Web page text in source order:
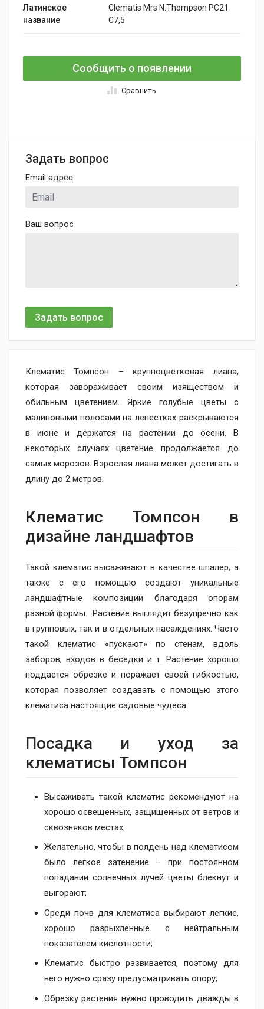
Латинское
название
Clematis Mrs N.Thompson PC21
C7,5
Сообщить о появлении
Сравнить
Задать вопрос
Email адрес
Ваш вопрос
Задать вопрос
Клематис Томпсон – крупноцветковая лиана,
которая завораживает своим изяществом и
обильным цветением. Яркие голубые цветы с
малиновыми полосами на лепестках раскрываются
в июне и держатся на растении до осени. В
некоторых случаях цветение продолжается до
самых морозов. Взрослая лиана может достигать в
длину до 2 метров.
Клематис​ Томпсон в
дизайне ландшафтов
Такой клематис высаживают в качестве шпалер, а
также с его помощью создают уникальные
ландшафтные композиции благодаря опорам
разной формы. Растение выглядит безупречно как
в групповых, так и в отдельных насаждениях. Часто
такой клематис «пускают» по стенам, вдоль
заборов, входов в беседки и т. Растение хорошо
поддается обрезке и поражает своей гибкостью,
которая позволяет создавать с помощью этого
клематиса настоящие садовые чудеса.
Посадка и уход за​
клематисы Томпсон
Высаживать такой клематис рекомендуют на
хорошо освещенных, защищенных от ветров и
сквозняков местах;
Желательно, чтобы в полдень над клематисом
было легкое затенение – при постоянном
попадании солнечных лучей цветы блекнут и
выгорают;
Среди почв для клематиса выбирают легкие,
хорошо разрыхленные с нейтральным
показателем кислотности;
Клематис быстро развивается, поэтому для
него нужно сразу предусматривать опору;
Обрезку растения нужно проводить дважды в